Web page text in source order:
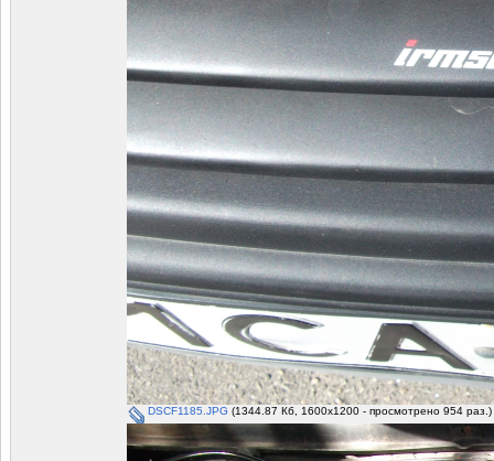
DSCF1185.JPG (1344.87 Кб, 1600x1200 - просмотрено 954 раз.)